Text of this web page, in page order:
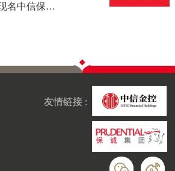
下一篇：信诚人寿（现名中信保诚人寿）湖北分公司当选“湖北保险业十大理赔案例”
友情链接 :